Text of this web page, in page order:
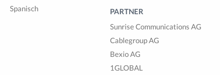
Spanisch
PARTNER
Sunrise Communications AG
Cablegroup AG
Bexio AG
1GLOBAL